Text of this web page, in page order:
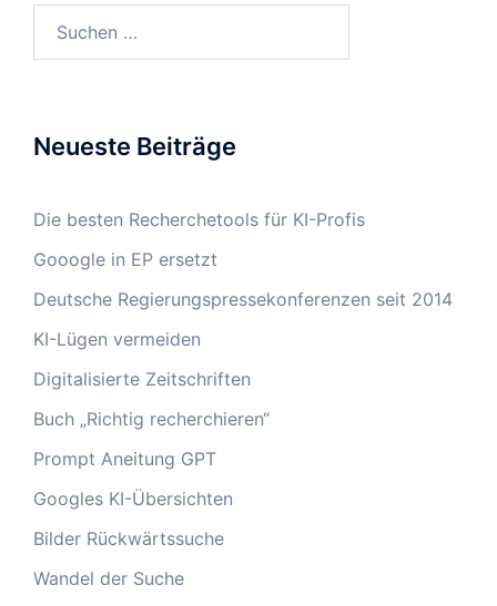
Neueste Beiträge
Die besten Recherchetools für KI-Profis
Gooogle in EP ersetzt
Deutsche Regierungspressekonferenzen seit 2014
KI-Lügen vermeiden
Digitalisierte Zeitschriften
Buch „Richtig recherchieren“
Prompt Aneitung GPT
Googles KI-Übersichten
Bilder Rückwärtssuche
Wandel der Suche